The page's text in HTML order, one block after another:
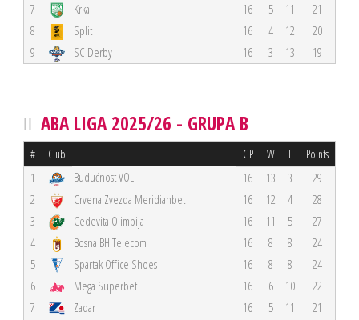
7
Krka 16 5 11
21
8
Split 16 4 12
20
9
SC Derby 16 3 13 19
ABA LIGA 2025/26 - GRUPA B
# Club GP W L Points
1 Budućnost VOLI 16 13 3
29
2
Crvena Zvezda Meridianbet 16 12 4
28
3
Cedevita Olimpija 16 11 5
27
4
Bosna BH Telecom 16 8 8
24
5
Spartak Office Shoes 16 8 8
24
6
Mega Superbet 16 6 10
22
7
Zadar 16 5 11
21